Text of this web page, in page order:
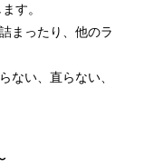
す。
まったり、他のラ
ない、直らない、